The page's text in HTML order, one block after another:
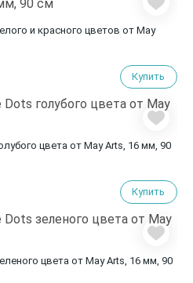
и красного цветов от May
Купить
цвета от May Arts, 16 мм, 90
Купить
цвета от May Arts, 16 мм, 90